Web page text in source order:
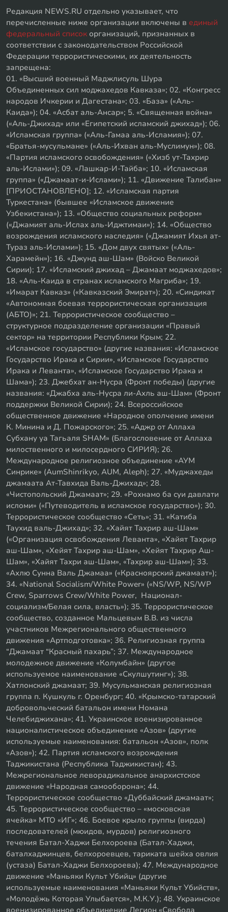
Редакция NEWS.RU отдельно указывает, что
перечисленные ниже организации включены в единый
федеральный список организаций, признанных в
соответствии с законодательством Российской
Федерации террористическими, их деятельность
запрещена:
01. «Высший военный Маджлисуль Шура
Объединенных сил моджахедов Кавказа»; 02. «Конгресс
народов Ичкерии и Дагестана»; 03. «База» («Аль-
Каида»); 04. «Асбат аль-Ансар»; 5. «Священная война»
(«Аль-Джихад» или «Египетский исламский джихад»); 06.
«Исламская группа» («Аль-Гамаа аль-Исламия»); 07.
«Братья-мусульмане» («Аль-Ихван аль-Муслимун»); 08.
«Партия исламского освобождения» («Хизб ут-Тахрир
аль-Ислами»); 09. «Лашкар-И-Тайба»; 10. «Исламская
группа» («Джамаат-и-Ислами»); 11. «Движение Талибан»
[ПРИОСТАНОВЛЕНО]; 12. «Исламская партия
Туркестана» (бывшее «Исламское движение
Узбекистана»); 13. «Общество социальных реформ»
(«Джамият аль-Ислах аль-Иджтимаи»); 14. «Общество
возрождения исламского наследия» («Джамият Ихья ат-
Тураз аль-Ислами»); 15. «Дом двух святых» («Аль-
Харамейн»); 16. «Джунд аш-Шам» (Войско Великой
Сирии); 17. «Исламский джихад – Джамаат моджахедов»;
18. «Аль-Каида в странах исламского Магриба»; 19.
«Имарат Кавказ» («Кавказский Эмират»); 20. «Синдикат
«Автономная боевая террористическая организация
(АБТО)»; 21. Террористическое сообщество –
структурное подразделение организации «Правый
сектор» на территории Республики Крым; 22.
«Исламское государство» (другие названия: «Исламское
Государство Ирака и Сирии», «Исламское Государство
Ирака и Леванта», «Исламское Государство Ирака и
Шама»); 23. Джебхат ан-Нусра (Фронт победы) (другие
названия: «Джабха аль-Нусра ли-Ахль аш-Шам» (Фронт
поддержки Великой Сирии); 24. Всероссийское
общественное движение «Народное ополчение имени
К. Минина и Д. Пожарского»; 25. «Аджр от Аллаха
Субхану уа Тагьаля SHAM» (Благословение от Аллаха
милоственного и милосердного СИРИЯ); 26.
Международное религиозное объединение «АУМ
Синрике» (AumShinrikyo, AUM, Aleph); 27. «Муджахеды
джамаата Ат-Тавхида Валь-Джихад»; 28.
«Чистопольский Джамаат»; 29. «Рохнамо ба суи давлати
исломи» («Путеводитель в исламское государство»); 30.
Террористическое сообщество «Сеть»; 31. «Катиба
Таухид валь-Джихад»; 32. «Хайят Тахрир аш-Шам»
(«Организация освобождения Леванта», «Хайят Тахрир
аш-Шам», «Хейят Тахрир аш-Шам», «Хейят Тахрир Аш-
Шам», «Хайят Тахри аш-Шам», «Тахрир аш-Шам»); 33.
«Ахлю Сунна Валь Джамаа» («Красноярский джамаат»);
34. «National Socialism/White Power» («NS/WP, NS/WP
Crew, Sparrows Crew/White Power, Национал-
социализм/Белая сила, власть»); 35. Террористическое
сообщество, созданное Мальцевым В.В. из числа
участников Межрегионального общественного
движения «Артподготовка»; 36. Религиозная группа
“Джамаат “Красный пахарь”; 37. Международное
молодежное движение «Колумбайн» (другое
используемое наименование «Скулшутинг»); 38.
Хатлонский джамаат; 39. Мусульманская религиозная
группа п. Кушкуль г. Оренбург; 40. «Крымско-татарский
добровольческий батальон имени Номана
Челебиджихана»; 41. Украинское военизированное
националистическое объединение «Азов» (другие
используемые наименования: батальон «Азов», полк
«Азов»); 42. Партия исламского возрождения
Таджикистана (Республика Таджикистан); 43.
Межрегиональное леворадикальное анархистское
движение «Народная самооборона»; 44.
Террористическое сообщество «Дуббайский джамаат»;
45. Террористическое сообщество – «московская
ячейка» МТО «ИГ»; 46. Боевое крыло группы (вирда)
последователей (мюидов, мурдов) религиозного
течения Батал-Хаджи Белхороева (Батал-Хаджи,
баталхаджинцев, белхороевцев, тариката шейха овлия
(устаза) Батал-Хаджи Белхороева); 47. Международное
движение «Маньяки Культ Убийц» (другие
используемые наименования «Маньяки Культ Убийств»,
«Молодёжь Которая Улыбается», М.К.У.); 48. Украинское